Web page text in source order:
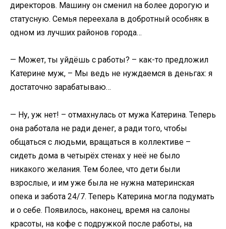
директоров. Машину он сменил на более дорогую и
статусную. Семья переехала в добротный особняк в
одном из лучших районов города…
— Может, ты уйдёшь с работы? – как-то предложил
Катерине муж, – Мы ведь не нуждаемся в деньгах: я
достаточно зарабатываю…
— Ну, уж нет! – отмахнулась от мужа Катерина. Теперь
она работала не ради денег, а ради того, чтобы
общаться с людьми, вращаться в коллективе –
сидеть дома в четырёх стенах у неё не было
никакого желания. Тем более, что дети были
взрослые, и им уже была не нужна материнская
опека и забота 24/7. Теперь Катерина могла подумать
и о себе. Появилось, наконец, время на салоны
красоты, на кофе с подружкой после работы, на